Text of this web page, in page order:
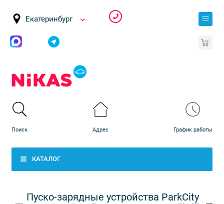
Екатеринбург
КАТАЛОГ
Пуско-зарядные устройства ParkCity